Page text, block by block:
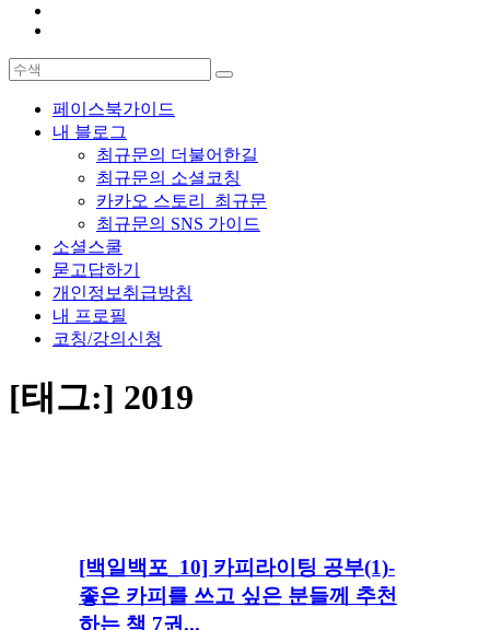
페이스북가이드
내 블로그
최규문의 더불어한길
최규문의 소셜코칭
카카오 스토리_최규문
최규문의 SNS 가이드
소셜스쿨
묻고답하기
개인정보취급방침
내 프로필
코칭/강의신청
[태그:] 2019
[백일백포_10] 카피라이팅 공부(1)-
좋은 카피를 쓰고 싶은 분들께 추천
하는 책 7권...